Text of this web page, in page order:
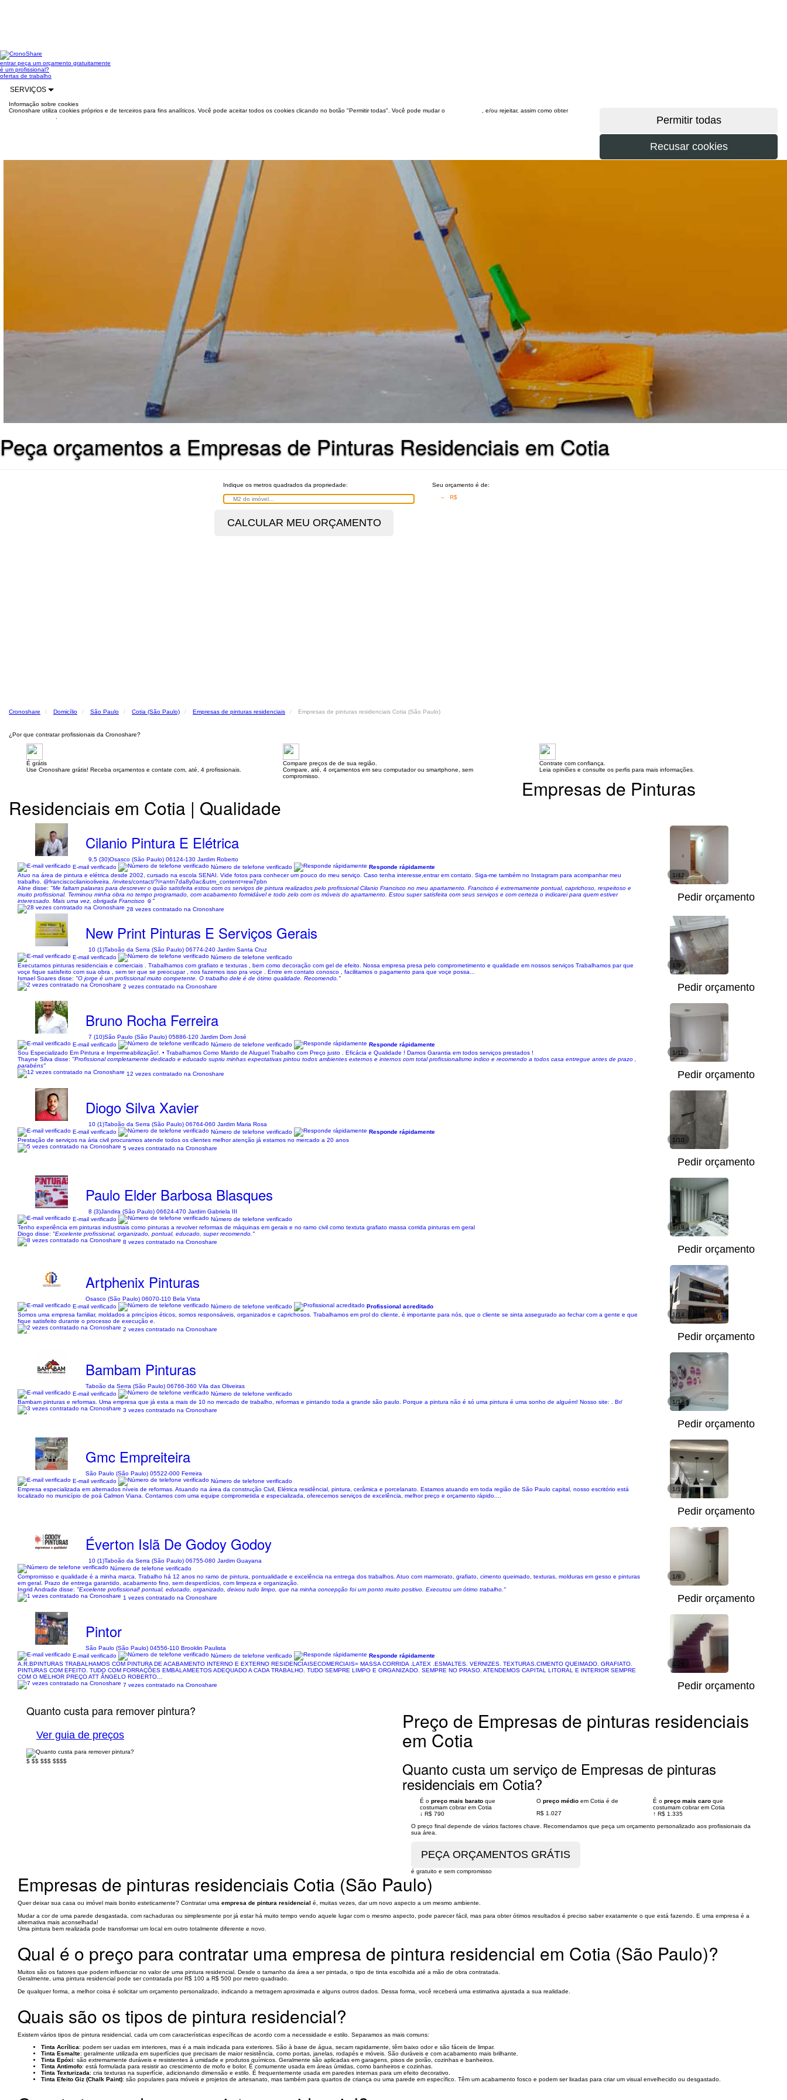
entrarpeça um orçamento gratuitamente
é um profissional?
ofertas de trabalho
SERVIÇOS
Informação sobre cookies
Cronoshare utiliza cookies próprios e de terceiros para fins analíticos. Você pode aceitar todos os cookies clicando no botão "Permitir todas". Você pode mudar o
, e/ou rejeitar, assim como obter
Peça orçamentos a Empresas de Pinturas Residenciais em Cotia
Indique os metros quadrados da propriedade:
Seu orçamento é de:
– R$
Cronoshare Domicílio São Paulo Cotia (São Paulo) Empresas de pinturas residenciais Empresas de pinturas residenciais Cotia (São Paulo)
¿Por que contratar profissionais da Cronoshare?
É grátis
Use Cronoshare grátis! Receba orçamentos e contate com, até, 4 profissionais.
Compare preços de de sua região.
Compare, até, 4 orçamentos em seu computador ou smartphone, sem
compromisso.
Contrate com confiança.
Leia opiniões e consulte os perfis para mais informações.
Empresas de Pinturas
Residenciais em Cotia | Qualidade
Cilanio Pintura E Elétrica
9,5 (30)Osasco (São Paulo) 06124-130 Jardim Roberto
E-mail verificado
Número de telefone verificado
Responde rápidamente
Atuo na área de pintura e elétrica desde 2002, cursado na escola SENAI. Vide fotos para conhecer um pouco do meu serviço. Caso tenha interesse,entrar em contato. Siga-me também no Instagram para acompanhar meu
trabalho. @franciscocilaniooliveira. /invites/contact/?i=antn7da8y0ac&utm_content=rew7pbn
Aline disse: "Me faltam palavras para descrever o quão satisfeita estou com os serviços de pintura realizados pelo profissional Cilanio Francisco no meu apartamento. Francisco é extremamente pontual, caprichoso, respeitoso e
muito profissional. Terminou minha obra no tempo programado, com acabamento formidável e todo zelo com os móveis do apartamento. Estou super satisfeita com seus serviços e com certeza o indicarei para quem estiver
interessado. Mais uma vez, obrigada Francisco ☺️"
28 vezes contratado na Cronoshare
1/42
Pedir orçamento
New Print Pinturas E Serviços Gerais
10 (1)Taboão da Serra (São Paulo) 06774-240 Jardim Santa Cruz
E-mail verificado
Número de telefone verificado
Executamos pinturas residenciais e comerciais . Trabalhamos com grafiato e texturas , bem como decoração com gel de efeito. Nossa empresa presa pelo comprometimento e qualidade em nossos serviços Trabalhamos par que
voçe fique satisfeito com sua obra , sem ter que se preocupar , nos fazemos isso pra voçe . Entre em contato conosco , facilitamos o pagamento para que voçe possa...
Ismael Soares disse: "O jorge é um profissional muito competente. O trabalho dele é de ótimo qualidade. Recomendo."
2 vezes contratado na Cronoshare
1/9
Pedir orçamento
Bruno Rocha Ferreira
7 (10)São Paulo (São Paulo) 05886-120 Jardim Dom José
E-mail verificado
Número de telefone verificado
Responde rápidamente
Sou Especializado Em Pintura e Impermeabilização!. • Trabalhamos Como Marido de Aluguel Trabalho com Preço justo . Eficácia e Qualidade ! Damos Garantia em todos serviços prestados !
Thayne Silva disse: "Profissional completamente dedicado e educado supriu minhas expectativas pintou todos ambientes externos e internos com total profissionalismo indico e recomendo a todos casa entregue antes de prazo ,
parabéns"
12 vezes contratado na Cronoshare
1/11
Pedir orçamento
Diogo Silva Xavier
10 (1)Taboão da Serra (São Paulo) 06764-060 Jardim Maria Rosa
E-mail verificado
Número de telefone verificado
Responde rápidamente
Prestação de serviços na ária civil procuramos atende todos os clientes melhor atenção já estamos no mercado a 20 anos
5 vezes contratado na Cronoshare
1/10
Pedir orçamento
Paulo Elder Barbosa Blasques
8 (3)Jandira (São Paulo) 06624-470 Jardim Gabriela III
E-mail verificado
Número de telefone verificado
Tenho experiência em pinturas industriais como pinturas a revolver reformas de máquinas em gerais e no ramo civil como textuta grafiato massa corrida pinturas em geral
Diogo disse: "Excelente profissional, organizado, pontual, educado, super recomendo."
8 vezes contratado na Cronoshare
1/19
Pedir orçamento
Artphenix Pinturas
Osasco (São Paulo) 06070-110 Bela Vista
E-mail verificado
Número de telefone verificado
Profissional acreditado
Somos uma empresa familiar, moldados a princípios éticos, somos responsáveis, organizados e caprichosos. Trabalhamos em prol do cliente, é importante para nós, que o cliente se sinta assegurado ao fechar com a gente e que
fique satisfeito durante o processo de execução e.
2 vezes contratado na Cronoshare
1/14
Pedir orçamento
Bambam Pinturas
Taboão da Serra (São Paulo) 06766-360 Vila das Oliveiras
E-mail verificado
Número de telefone verificado
Bambam pinturas e reformas. Uma empresa que já esta a mais de 10 no mercado de trabalho, reformas e pintando toda a grande são paulo. Porque a pintura não é só uma pintura é uma sonho de alguém! Nosso site: . Br/
3 vezes contratado na Cronoshare
1/14
Pedir orçamento
Gmc Empreiteira
São Paulo (São Paulo) 05522-000 Ferreira
E-mail verificado
Número de telefone verificado
Empresa especializada em alternados níveis de reformas. Atuando na área da construção Civil, Elétrica residêncial, pintura, cerâmica e porcelanato. Estamos atuando em toda região de São Paulo capital, nosso escritório está
localizado no município de poá Calmon Viana. Contamos com uma equipe comprometida e especializada, oferecemos serviços de excelência, melhor preço e orçamento rápido....
1/10
Pedir orçamento
Éverton Islã De Godoy Godoy
10 (1)Taboão da Serra (São Paulo) 06755-080 Jardim Guayana
Número de telefone verificado
Compromisso e qualidade é a minha marca. Trabalho há 12 anos no ramo de pintura, pontualidade e excelência na entrega dos trabalhos. Atuo com marmorato, grafiato, cimento queimado, texturas, molduras em gesso e pinturas
em geral. Prazo de entrega garantido, acabamento fino, sem desperdícios, com limpeza e organização.
Ingrid Andrade disse: "Excelente profissional! pontual, educado, organizado, deixou tudo limpo, que na minha concepção foi um ponto muito positivo. Executou um ótimo trabalho."
1 vezes contratado na Cronoshare
1/8
Pedir orçamento
Pintor
São Paulo (São Paulo) 04556-110 Brooklin Paulista
E-mail verificado
Número de telefone verificado
Responde rápidamente
A.R.BPINTURAS TRABALHAMOS COM PINTURA DE ACABAMENTO INTERNO E EXTERNO RESIDENCIAISECOMERCIAIS= MASSA CORRIDA .LATEX .ESMALTES. VERNIZES. TEXTURAS.CIMENTO QUEIMADO. GRAFIATO.
PINTURAS COM EFEITO. TUDO COM FORRAÇÕES EMBALAMEETOS ADEQUADO A CADA TRABALHO. TUDO SEMPRE LIMPO E ORGANIZADO. SEMPRE NO PRASO. ATENDEMOS CAPITAL LITORAL E INTERIOR SEMPRE
COM O MELHOR PREÇO ATT ÂNGELO ROBERTO...
7 vezes contratado na Cronoshare
1/26
Pedir orçamento
Quanto custa para remover pintura?
Ver guia de preços
$ $$ $$$ $$$$
Preço de Empresas de pinturas residenciais
em Cotia
Quanto custa um serviço de Empresas de pinturas
residenciais em Cotia?
É o preço mais barato que
costumam cobrar em Cotia
↓ R$ 790
O preço médio em Cotia é de
R$ 1.027
É o preço mais caro que
costumam cobrar em Cotia
↑ R$ 1.335
O preço final depende de vários factores chave. Recomendamos que peça um orçamento personalizado aos profissionais da
sua área.
é gratuito e sem compromisso
Empresas de pinturas residenciais Cotia (São Paulo)
Quer deixar sua casa ou imóvel mais bonito esteticamente? Contratar uma empresa de pintura residencial é, muitas vezes, dar um novo aspecto a um mesmo ambiente.
Mudar a cor de uma parede desgastada, com rachaduras ou simplesmente por já estar há muito tempo vendo aquele lugar com o mesmo aspecto, pode parecer fácil, mas para obter ótimos resultados é preciso saber exatamente o que está fazendo. E uma empresa é a
alternativa mais aconselhada!
Uma pintura bem realizada pode transformar um local em outro totalmente diferente e novo.
Qual é o preço para contratar uma empresa de pintura residencial em Cotia (São Paulo)?
Muitos são os fatores que podem influenciar no valor de uma pintura residencial. Desde o tamanho da área a ser pintada, o tipo de tinta escolhida até a mão de obra contratada.
Geralmente, uma pintura residencial pode ser contratada por R$ 100 a R$ 500 por metro quadrado.
De qualquer forma, a melhor coisa é solicitar um orçamento personalizado, indicando a metragem aproximada e alguns outros dados. Dessa forma, você receberá uma estimativa ajustada a sua realidade.
Quais são os tipos de pintura residencial?
Existem vários tipos de pintura residencial, cada um com características específicas de acordo com a necessidade e estilo. Separamos as mais comuns:
Tinta Acrílica: podem ser uadas em interiores, mas é a mais indicada para exteriores. São à base de água, secam rapidamente, têm baixo odor e são fáceis de limpar.
Tinta Esmalte: geralmente utilizada em superfícies que precisam de maior resistência, como portas, janelas, rodapés e móveis. São duráveis e com acabamento mais brilhante.
Tinta Epóxi: são extremamente duráveis e resistentes à umidade e produtos químicos. Geralmente são aplicadas em garagens, pisos de porão, cozinhas e banheiros.
Tinta Antimofo: está formulada para resistir ao crescimento de mofo e bolor. É comumente usada em áreas úmidas, como banheiros e cozinhas.
Tinta Texturizada: cria texturas na superfície, adicionando dimensão e estilo. É frequentemente usada em paredes internas para um efeito decorativo.
Tinta Efeito Giz (Chalk Paint): são populares para móveis e projetos de artesanato, mas também para quartos de criança ou uma parede em específico. Têm um acabamento fosco e podem ser lixadas para criar um visual envelhecido ou desgastado.